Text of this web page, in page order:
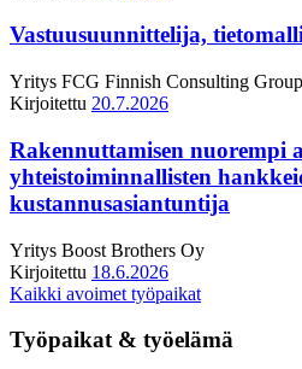
Vastuusuunnittelija,
Yritys FCG Finnish Consulting
Kirjoitettu 20.7.2026
Rakennuttamisen nuorempi
yhteistoiminnallisten
kustannusasiantuntija
Yritys Boost Brothers Oy
Kirjoitettu 18.6.2026
Kaikki avoimet työpaikat
Työpaikat & työelämä